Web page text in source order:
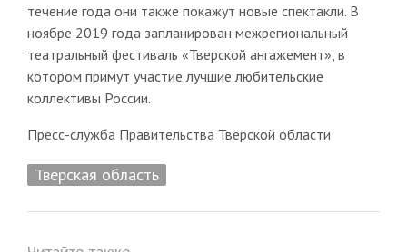
течение года они также покажут новые спектакли. В
ноябре 2019 года запланирован межрегиональный
театральный фестиваль «Тверской ангажемент», в
котором примут участие лучшие любительские
коллективы России.
Пресс-служба Правительства Тверской области
Тверская область